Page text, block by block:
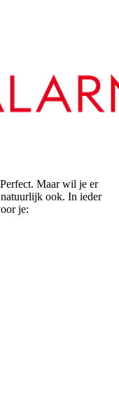
Maar wil je er
ook. In ieder
je: